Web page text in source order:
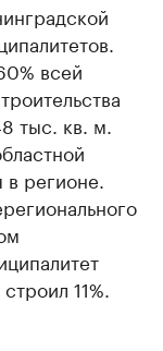
всей
тыс. кв. м.
регионе.
11%.